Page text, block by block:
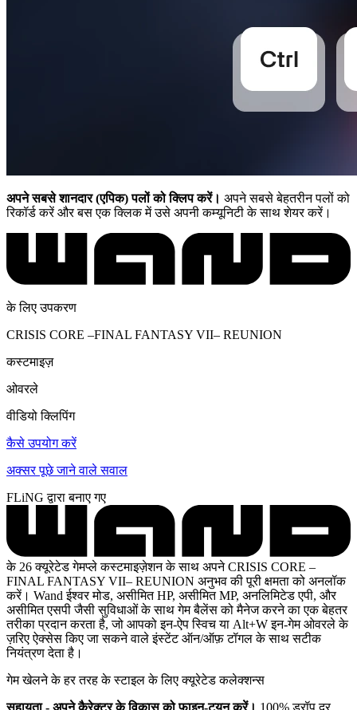
अपने सबसे शानदार (एपिक) पलों को क्लिप करें। अपने सबसे बेहतरीन पलों को
रिकॉर्ड करें और बस एक क्लिक में उसे अपनी कम्यूनिटी के साथ शेयर करें।
के लिए उपकरण
CRISIS CORE –FINAL FANTASY VII– REUNION
कस्टमाइज़
ओवरले
वीडियो क्लिपिंग
कैसे उपयोग करें
अक्सर पूछे जाने वाले सवाल
FLiNG द्वारा बनाए गए
के 26 क्यूरेटेड गेमप्ले कस्टमाइज़ेशन के साथ अपने CRISIS CORE –
FINAL FANTASY VII– REUNION अनुभव की पूरी क्षमता को अनलॉक
करें। Wand ईश्वर मोड, असीमित HP, असीमित MP, अनलिमिटेड एपी, और
असीमित एसपी जैसी सुविधाओं के साथ गेम बैलेंस को मैनेज करने का एक बेहतर
तरीका प्रदान करता है, जो आपको इन-ऐप स्विच या Alt+W इन-गेम ओवरले के
ज़रिए ऐक्सेस किए जा सकने वाले इंस्टेंट ऑन/ऑफ़ टॉगल के साथ सटीक
नियंत्रण देता है।
गेम खेलने के हर तरह के स्टाइल के लिए क्यूरेटेड कलेक्शन्स
सहायता - अपने कैरेक्टर के विकास को फ़ाइन-ट्यून करें। 100% ड्रॉप दर,